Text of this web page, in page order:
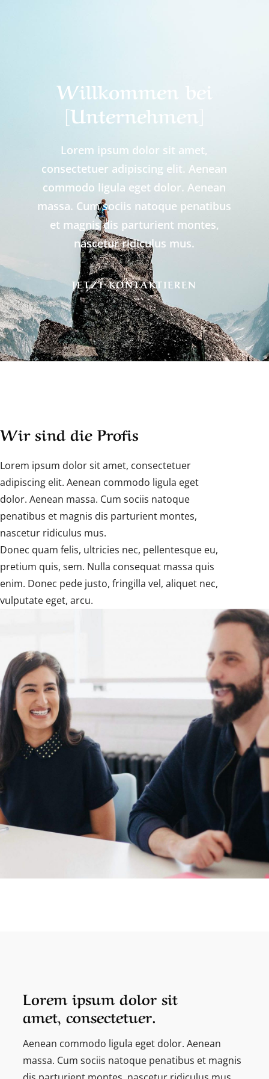
Willkommen bei
[Unternehmen]
Lorem ipsum dolor sit amet,
consectetuer adipiscing elit. Aenean
commodo ligula eget dolor. Aenean
massa. Cum sociis natoque penatibus
et magnis dis parturient montes,
nascetur ridiculus mus.
JETZT KONTAKTIEREN
Wir sind die Profis
Lorem ipsum dolor sit amet, consectetuer
adipiscing elit. Aenean commodo ligula eget
dolor. Aenean massa. Cum sociis natoque
penatibus et magnis dis parturient montes,
nascetur ridiculus mus.
Donec quam felis, ultricies nec, pellentesque eu,
pretium quis, sem. Nulla consequat massa quis
enim. Donec pede justo, fringilla vel, aliquet nec,
vulputate eget, arcu.
Lorem ipsum dolor sit
amet, consectetuer.
Aenean commodo ligula eget dolor. Aenean
massa. Cum sociis natoque penatibus et magnis